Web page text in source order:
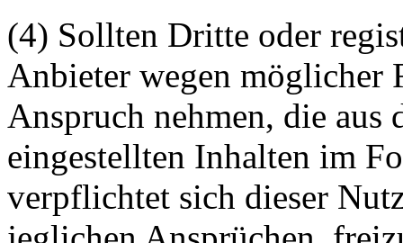
(4) Sollten Dritte oder
Anbieter wegen möglicher
Anspruch nehmen, die aus
eingestellten Inhalten im
verpflichtet sich dieser